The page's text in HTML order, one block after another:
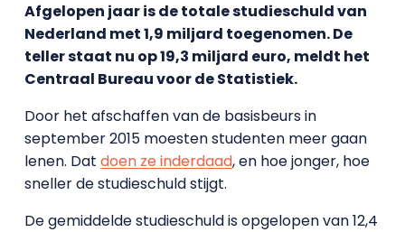
Afgelopen jaar is de totale studieschuld van
Nederland met 1,9 miljard toegenomen. De
teller staat nu op 19,3 miljard euro, meldt het
Centraal Bureau voor de Statistiek.
Door het afschaffen van de basisbeurs in
september 2015 moesten studenten meer gaan
lenen. Dat doen ze inderdaad, en hoe jonger, hoe
sneller de studieschuld stijgt.
De gemiddelde studieschuld is opgelopen van 12,4